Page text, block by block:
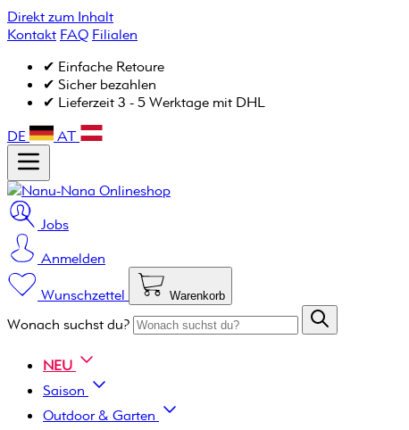
Direkt zum Inhalt
Kontakt FAQ Filialen
✔ Einfache Retoure
✔ Sicher bezahlen
✔ Lieferzeit 3 - 5 Werktage mit DHL
DE
AT
Jobs
Anmelden
Wunschzettel Warenkorb
Wonach suchst du?
NEU
Saison
Outdoor & Garten